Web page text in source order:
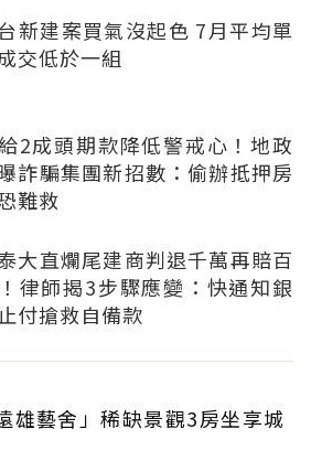
新建案買氣沒起色 7月平均單
交低於一組
2成頭期款降低警戒心！地政
詐騙集團新招數：偷辦抵押房
難救
大直爛尾建商判退千萬再賠百
律師揭3步驟應變：快通知銀
付搶救自備款
雄藝舍」稀缺景觀3房坐享城